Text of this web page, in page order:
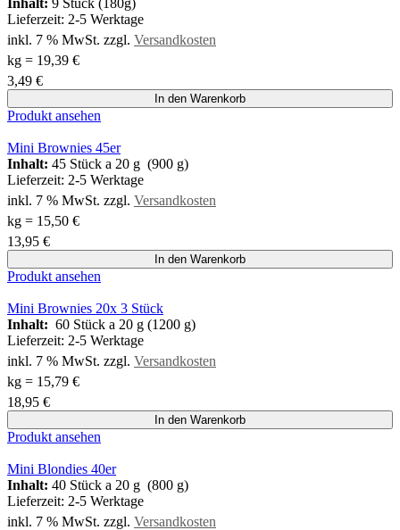
Inhalt: 9 Stück (180g)
Lieferzeit: 2-5 Werktage
inkl. 7 % MwSt. zzgl. Versandkosten
kg = 19,39 €
3,49 €
In den Warenkorb
Produkt ansehen
Mini Brownies 45er
Inhalt: 45 Stück a 20 g (900 g)
Lieferzeit: 2-5 Werktage
inkl. 7 % MwSt. zzgl. Versandkosten
kg = 15,50 €
13,95 €
In den Warenkorb
Produkt ansehen
Mini Brownies 20x 3 Stück
Inhalt: 60 Stück a 20 g (1200 g)
Lieferzeit: 2-5 Werktage
inkl. 7 % MwSt. zzgl. Versandkosten
kg = 15,79 €
18,95 €
In den Warenkorb
Produkt ansehen
Mini Blondies 40er
Inhalt: 40 Stück a 20 g (800 g)
Lieferzeit: 2-5 Werktage
inkl. 7 % MwSt. zzgl. Versandkosten